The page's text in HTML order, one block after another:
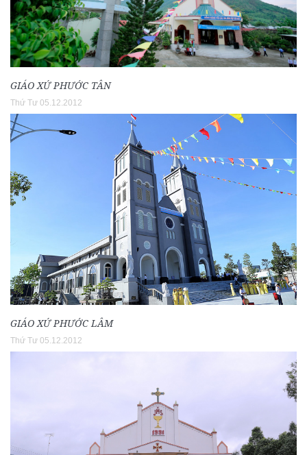
GIÁO XỨ PHƯỚC TÂN
Thứ Tư 05.12.2012
GIÁO XỨ PHƯỚC LÂM
Thứ Tư 05.12.2012